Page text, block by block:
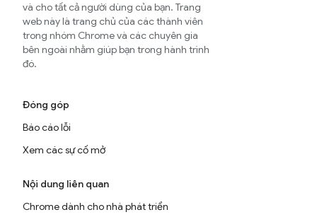
và cho tất cả người dùng của bạn. Trang
web này là trang chủ của các thành viên
trong nhóm Chrome và các chuyên gia
bên ngoài nhằm giúp bạn trong hành trình
đó.
Đóng góp
Báo cáo lỗi
Xem các sự cố mở
Nội dung liên quan
Chrome dành cho nhà phát triển